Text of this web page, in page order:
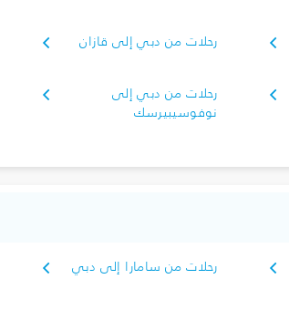
رحلات من دبي إلى قازان
رحلات من دبي إلى
نوفوسيبيرسك
رحلات من سامارا إلى دبي